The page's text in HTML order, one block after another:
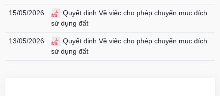
15/05/2026
Quyết định Về việc cho phép chuyển mục đích
sử dụng đất
13/05/2026
Quyết định Về việc cho phép chuyển mục đích
sử dụng đất